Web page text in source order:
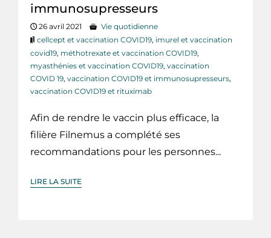
immunosupresseurs
26 avril 2021
Vie quotidienne
cellcept et vaccination COVID19, imurel et vaccination
covid19, méthotrexate et vaccination COVID19,
myasthénies et vaccination COVID19, vaccination
COVID 19, vaccination COVID19 et immunosupresseurs,
vaccination COVID19 et rituximab
Afin de rendre le vaccin plus efficace, la
filière Filnemus a complété ses
recommandations pour les personnes...
LIRE LA SUITE